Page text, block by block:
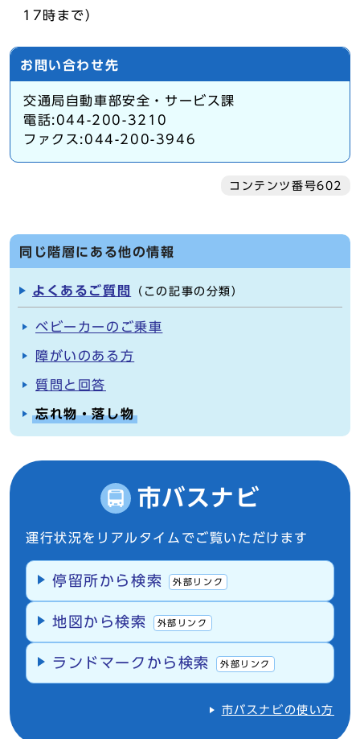
17時まで）
お問い合わせ先
交通局自動車部安全・サービス課
電話:044-200-3210
ファクス:044-200-3946
コンテンツ番号602
同じ階層にある他の情報
よくあるご質問 （この記事の分類）
ベビーカーのご乗車
障がいのある方
質問と回答
忘れ物・落し物
市バスナビ
運行状況をリアルタイムでご覧いただけます
停留所から検索 外部リンク
地図から検索 外部リンク
ランドマークから検索 外部リンク
市バスナビの使い方